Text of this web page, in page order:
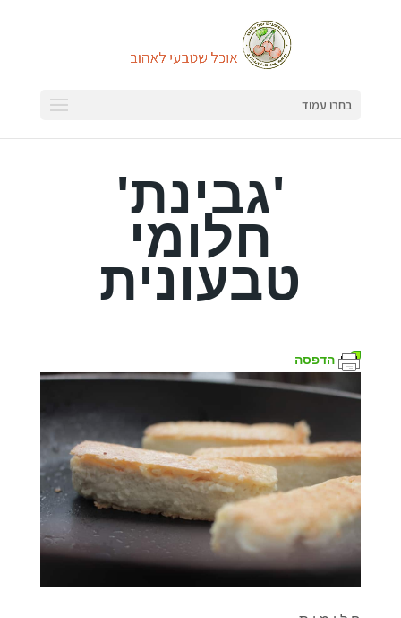
בחרו עמוד
'גבינת'
חלומי
טבעונית
הדפסה